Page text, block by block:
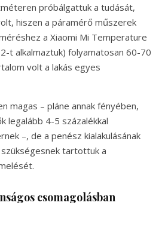
próbálgattuk a tudását,
hiszen a páramérő műszerek
a Xiaomi Mi Temperature
t alkalmaztuk) folyamatosan 60-70
volt a lakás egyes
magas – pláne annak fényében,
legalább 4-5 százalékkal
–, de a penész kialakulásának
tartottuk a
csomagolásban